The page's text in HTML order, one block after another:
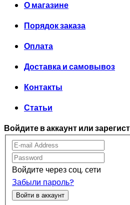
О магазине
Порядок заказа
Оплата
Доставка и самовывоз
Контакты
Статьи
Войдите в аккаунт или
Войдите через соц. сети
Забыли пароль?
Войти в аккаунт